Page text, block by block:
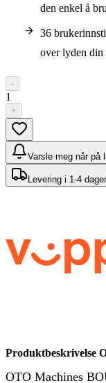
den enkel å
36
over lyden din
-
1
+
Varsle meg når på
Levering i 1-4
Produktbeskrivelse
OTO Machines